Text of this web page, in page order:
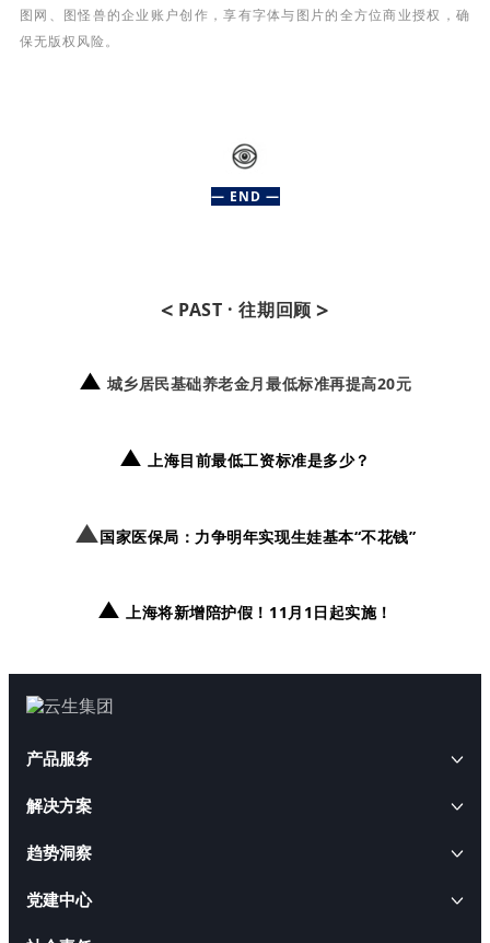
图网、图怪兽的企业账户创作，享有字体与图片的全方位商业授权，确
保无版权风险。
— END —
< PAST · 往期回顾>
▲ 城乡居民基础养老金月最低标准再提高20元
▲ 上海目前最低工资标准是多少？
▲国家医保局：力争明年实现生娃基本“不花钱”
▲ 上海将新增陪护假！11月1日起实施！
产品服务
AI+人事
解决方案
云生AI解决方案
趋势洞察
云生动态
党建中心